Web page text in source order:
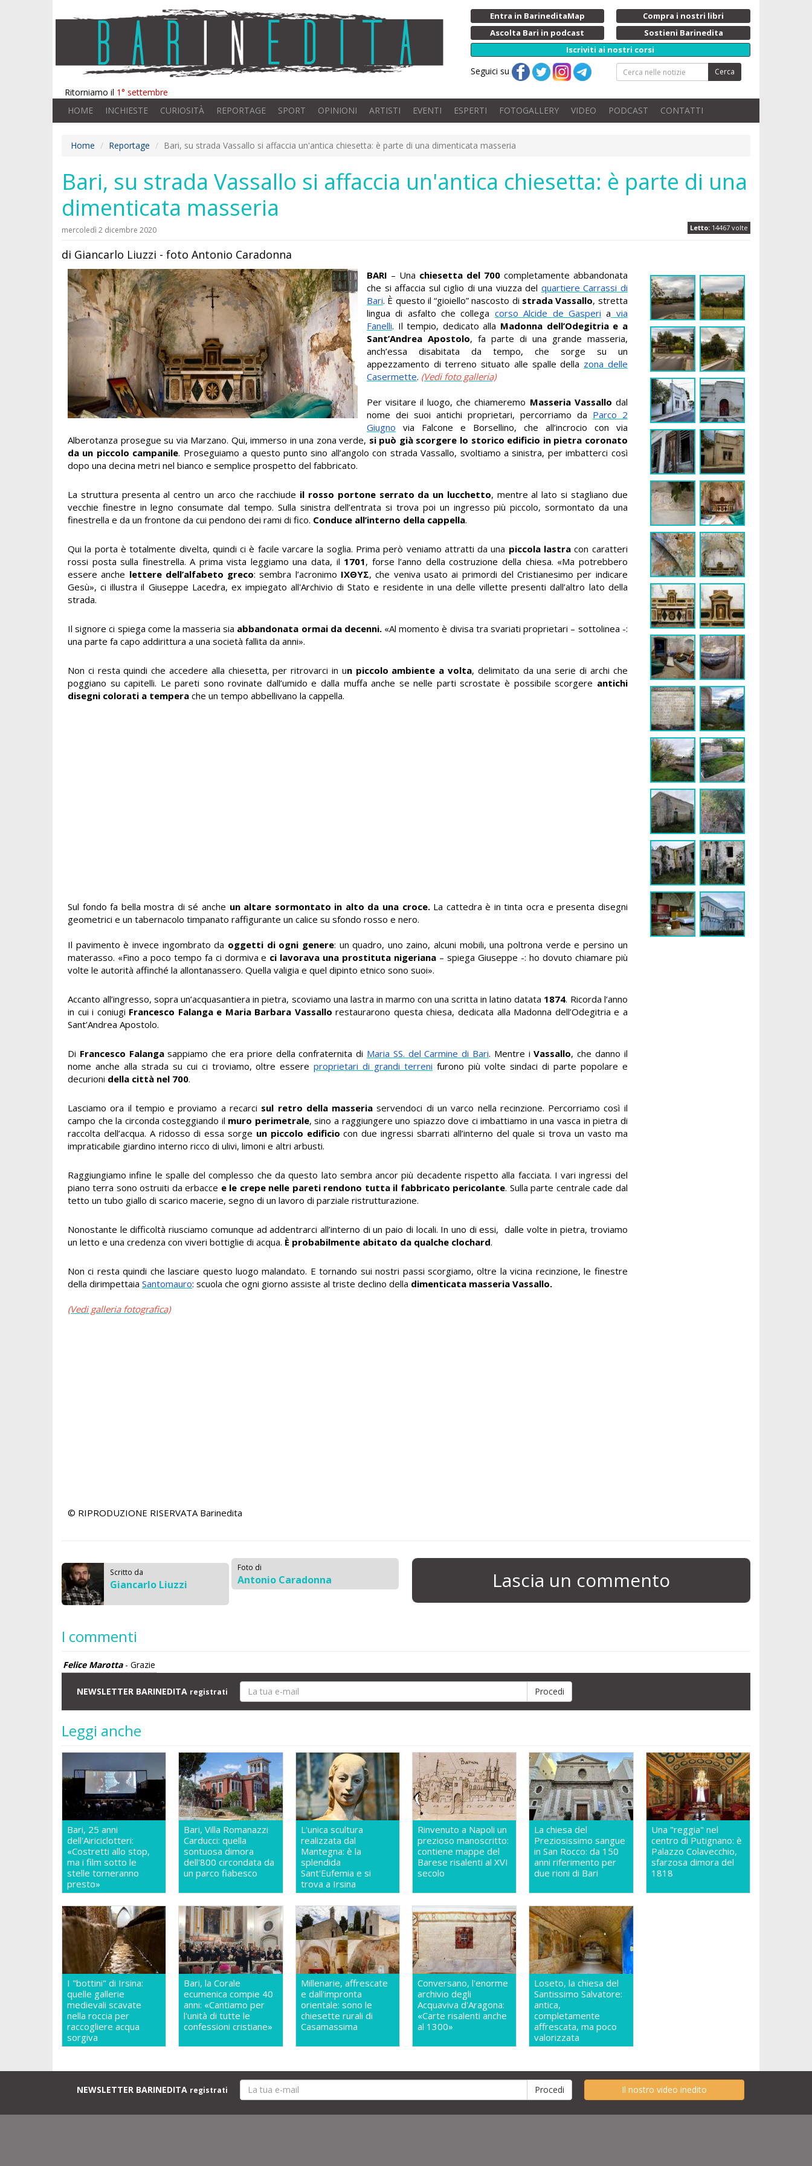
Ritorniamo il 1° settembre
Entra in BarineditaMap
Compra i nostri libri
Ascolta Bari in podcast
Sostieni Barinedita
Iscriviti ai nostri corsi
Seguici su Cerca
HOME INCHIESTE CURIOSITÀ REPORTAGE SPORT OPINIONI ARTISTI EVENTI ESPERTI FOTOGALLERY VIDEO PODCAST CONTATTI
Home Reportage Bari, su strada Vassallo si affaccia un'antica chiesetta: è parte di una dimenticata masseria
Bari, su strada Vassallo si affaccia un'antica chiesetta: è parte di una
dimenticata masseria
Letto: 14467 volte
mercoledì 2 dicembre 2020
di Giancarlo Liuzzi - foto Antonio Caradonna
BARI – Una chiesetta del 700completamente abbandonata
che si affaccia sul ciglio di una viuzza del quartiere Carrassi di
Bari. È questo il “gioiello” nascosto di strada Vassallo, stretta
lingua di asfalto che collega corso Alcide de Gasperi a via
Fanelli. Il tempio, dedicato alla Madonna dell’Odegitria e a
Sant’Andrea Apostolo, fa parte di una grande masseria,
anch’essa disabitata da tempo, che sorge su un
appezzamento di terreno situato alle spalle della zona delle
Casermette. (Vedi foto galleria)
Per visitare il luogo, che chiameremo Masseria Vassallo dal
nome dei suoi antichi proprietari, percorriamo da Parco 2
Giugno via Falcone e Borsellino, che all’incrocio con via
Alberotanza prosegue su via Marzano. Qui, immerso in una zona verde, si può già scorgere lo storico edificio in pietra coronato
da un piccolo campanile. Proseguiamo a questo punto sino all’angolo con strada Vassallo, svoltiamo a sinistra, per imbatterci così
dopo una decina metri nel bianco e semplice prospetto del fabbricato.
La struttura presenta al centro un arco che racchiude il rosso portone serrato da un lucchetto, mentre al lato si stagliano due
vecchie finestre in legno consumate dal tempo. Sulla sinistra dell’entrata si trova poi un ingresso più piccolo, sormontato da una
finestrella e da un frontone da cui pendono dei rami di fico. Conduce all’interno della cappella.
Qui la porta è totalmente divelta, quindi ci è facile varcare la soglia. Prima però veniamo attratti da una piccola lastracon caratteri
rossi posta sulla finestrella. A prima vista leggiamo una data, il 1701, forse l’anno della costruzione della chiesa. «Ma potrebbero
essere anche lettere dell’alfabeto greco: sembra l’acronimo ΙΧΘΥΣ, che veniva usato ai primordi del Cristianesimo per indicare
Gesù», ci illustra il Giuseppe Lacedra, ex impiegato all'Archivio di Stato e residente in una delle villette presenti dall’altro lato della
strada.
Il signore ci spiega come la masseria sia abbandonata ormai da decenni.«Al momento è divisa tra svariati proprietari – sottolinea -:
una parte fa capo addirittura a una società fallita da anni».
Non ci resta quindi che accedere alla chiesetta, per ritrovarci in un piccolo ambiente a volta, delimitato da una serie di archi che
poggiano su capitelli. Le pareti sono rovinate dall’umido e dalla muffa anche se nelle parti scrostate è possibile scorgere antichi
disegni colorati a tempera che un tempo abbellivano la cappella.
Sul fondo fa bella mostra di sé anche un altare sormontato in alto da una croce. La cattedra è in tinta ocra e presenta disegni
geometrici e un tabernacolo timpanato raffigurante un calice su sfondo rosso e nero.
Il pavimento è invece ingombrato da oggetti di ogni genere: un quadro, uno zaino, alcuni mobili, una poltrona verde e persino un
materasso. «Fino a poco tempo fa ci dormiva e ci lavorava una prostituta nigeriana – spiega Giuseppe -: ho dovuto chiamare più
volte le autorità affinché la allontanassero. Quella valigia e quel dipinto etnico sono suoi».
Accanto all’ingresso, sopra un’acquasantiera in pietra, scoviamo una lastra in marmo con una scritta in latino datata 1874. Ricorda l’anno
in cui i coniugi Francesco Falanga e Maria Barbara Vassallo restaurarono questa chiesa, dedicata alla Madonna dell’Odegitria e a
Sant’Andrea Apostolo.
Di Francesco Falangasappiamo che era priore della confraternita di Maria SS. del Carmine di Bari. Mentre iVassallo, che danno il
nome anche alla strada su cui ci troviamo, oltre essereproprietari di grandi terreni furono più volte sindaci di parte popolare e
decurioni della città nel 700.
Lasciamo ora il tempio e proviamo a recarci sul retro della masseria servendoci di un varco nella recinzione. Percorriamo così il
campo che la circonda costeggiando il muro perimetrale, sino a raggiungere uno spiazzo dove ci imbattiamo in una vasca in pietra di
raccolta dell’acqua. A ridosso di essa sorge un piccolo edificio con due ingressi sbarrati all’interno del quale si trova un vasto ma
impraticabile giardino interno ricco di ulivi, limoni e altri arbusti.
Raggiungiamo infine le spalle del complesso che da questo lato sembra ancor più decadente rispetto alla facciata. I vari ingressi del
piano terra sono ostruiti da erbacce e le crepe nelle pareti rendono tutta il fabbricato pericolante. Sulla parte centrale cade dal
tetto un tubo giallo di scarico macerie, segno di un lavoro di parziale ristrutturazione.
Nonostante le difficoltà riusciamo comunque ad addentrarci all’interno di un paio di locali. In uno di essi, dalle volte in pietra, troviamo
un letto e una credenza con viveri bottiglie di acqua. È probabilmente abitato da qualche clochard.
Non ci resta quindi che lasciare questo luogo malandato. E tornando sui nostri passi scorgiamo, oltre la vicina recinzione, le finestre
della dirimpettaia Santomauro: scuola che ogni giorno assiste al triste declino della dimenticata masseria Vassallo.
(Vedi galleria fotografica)
© RIPRODUZIONE RISERVATA Barinedita
Scritto da
Giancarlo Liuzzi
Foto di
Antonio Caradonna Lascia un commento
I commenti
Felice Marotta- Grazie
NEWSLETTER BARINEDITA registrati
Leggi anche
Bari, 25 anni
dell'Airiciclotteri:
«Costretti allo stop,
ma i film sotto le
stelle torneranno
presto»
Bari, Villa Romanazzi
Carducci: quella
sontuosa dimora
dell'800 circondata da
un parco fiabesco
L'unica scultura
realizzata dal
Mantegna: è la
splendida
Sant'Eufemia e si
trova a Irsina
Rinvenuto a Napoli un
prezioso manoscritto:
contiene mappe del
Barese risalenti al XVI
secolo
La chiesa del
Preziosissimo sangue
in San Rocco: da 150
anni riferimento per
due rioni di Bari
Una "reggia" nel
centro di Putignano: è
Palazzo Colavecchio,
sfarzosa dimora del
1818
I "bottini" di Irsina:
quelle gallerie
medievali scavate
nella roccia per
raccogliere acqua
sorgiva
Bari, la Corale
ecumenica compie 40
anni: «Cantiamo per
l'unità di tutte le
confessioni cristiane»
Millenarie, affrescate
e dall'impronta
orientale: sono le
chiesette rurali di
Casamassima
Conversano, l'enorme
archivio degli
Acquaviva d'Aragona:
«Carte risalenti anche
al 1300»
Loseto, la chiesa del
Santissimo Salvatore:
antica,
completamente
affrescata, ma poco
valorizzata
NEWSLETTER BARINEDITA registrati Il nostro video inedito